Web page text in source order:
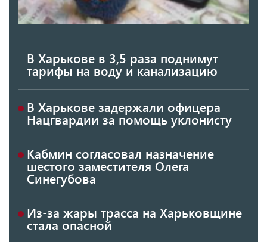
В Харькове в 3,5 раза поднимут
тарифы на воду и канализацию
В Харькове задержали офицера
Нацгвардии за помощь уклонисту
Кабмин согласовал назначение
шестого заместителя Олега
Синегубова
Из-за жары трасса на Харьковщине
стала опасной